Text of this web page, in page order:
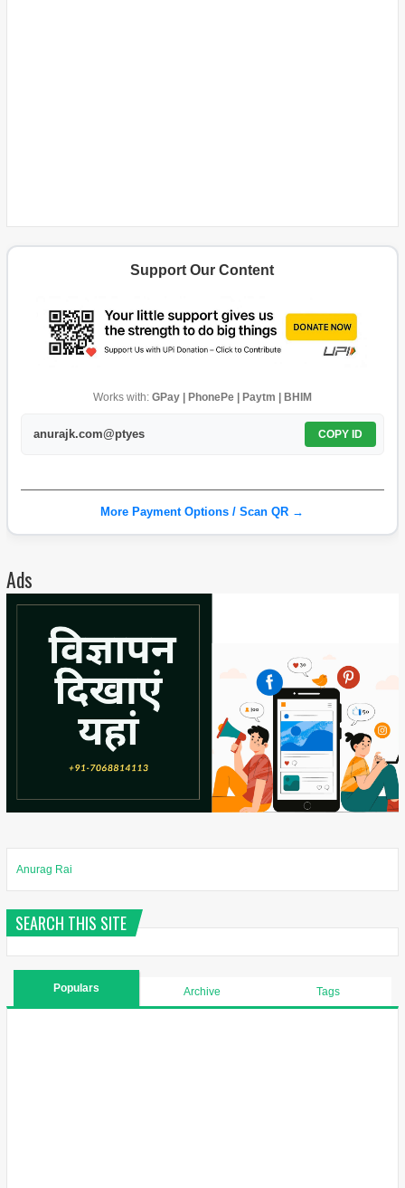
Support Our Content
Works with: GPay | PhonePe | Paytm | BHIM
anurajk.com@ptyes COPY ID
More Payment Options / Scan QR →
Ads
Anurag Rai
SEARCH THIS SITE
Populars Archive Tags